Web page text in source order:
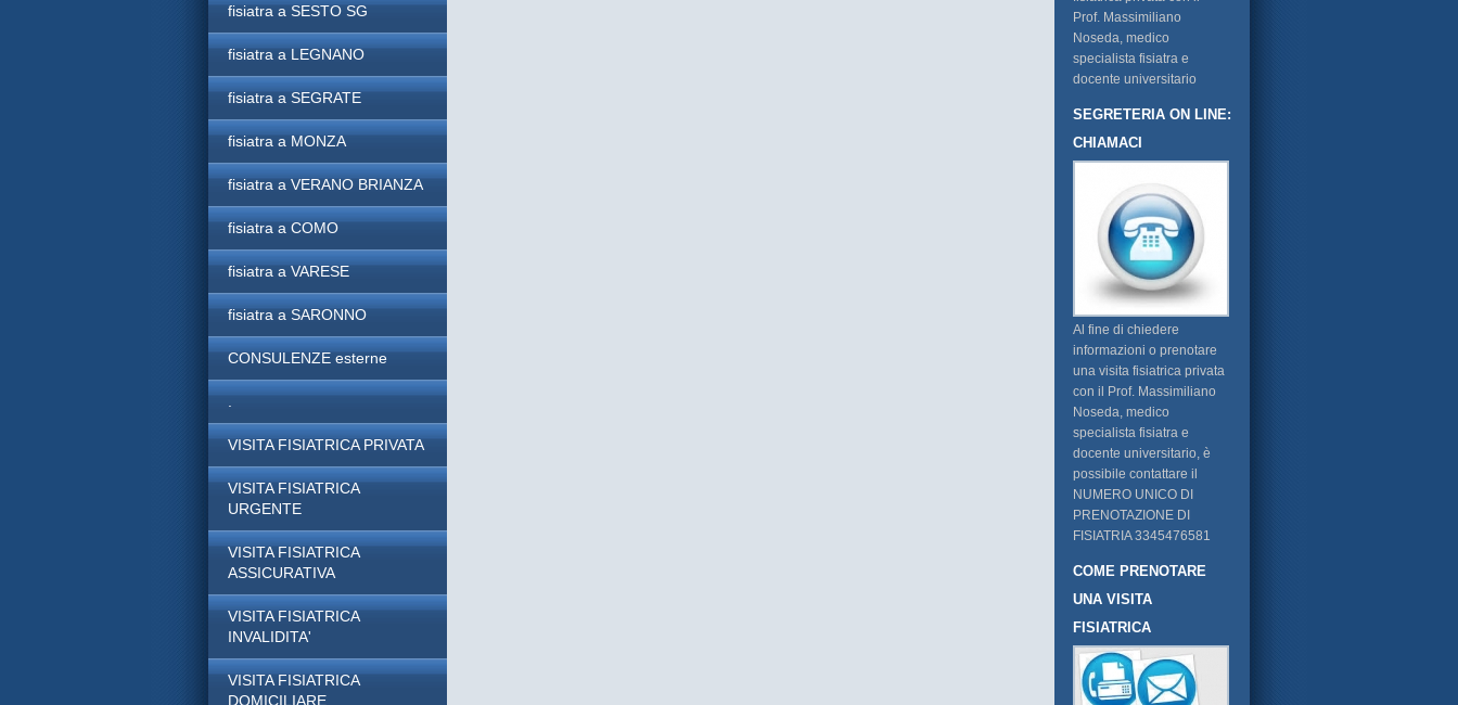
fisiatra a SESTO SG
fisiatra a LEGNANO
fisiatra a SEGRATE
fisiatra a MONZA
fisiatra a VERANO BRIANZA
fisiatra a COMO
fisiatra a VARESE
fisiatra a SARONNO
CONSULENZE esterne
VISITA FISIATRICA PRIVATA
VISITA FISIATRICA
URGENTE
VISITA FISIATRICA
ASSICURATIVA
VISITA FISIATRICA
INVALIDITA'
VISITA FISIATRICA
DOMICILIARE
Prof. Massimiliano
Noseda, medico
specialista fisiatra e
docente universitario
SEGRETERIA ON LINE:
CHIAMACI
Al fine di chiedere
informazioni o prenotare
una visita fisiatrica privata
con il Prof. Massimiliano
Noseda, medico
specialista fisiatra e
docente universitario, è
possibile contattare il
NUMERO UNICO DI
PRENOTAZIONE DI
FISIATRIA 3345476581
COME PRENOTARE
UNA VISITA
FISIATRICA